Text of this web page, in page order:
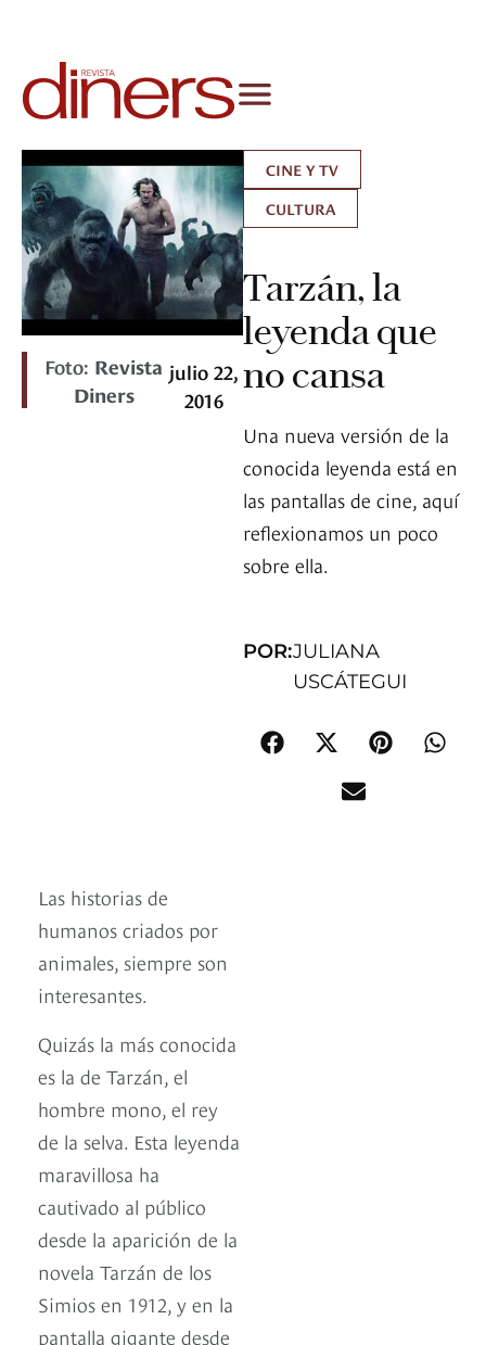
Foto: Revista
Diners
julio 22,
2016
CINE Y TV
CULTURA
Tarzán, la
leyenda que
no cansa
Una nueva versión de la
conocida leyenda está en
las pantallas de cine, aquí
reflexionamos un poco
sobre ella.
POR:JULIANA
USCÁTEGUI
Las historias de
humanos criados por
animales, siempre son
interesantes.
Quizás la más conocida
es la de Tarzán, el
hombre mono, el rey
de la selva. Esta leyenda
maravillosa ha
cautivado al público
desde la aparición de la
novela Tarzán de los
Simios en 1912, y en la
pantalla gigante desde